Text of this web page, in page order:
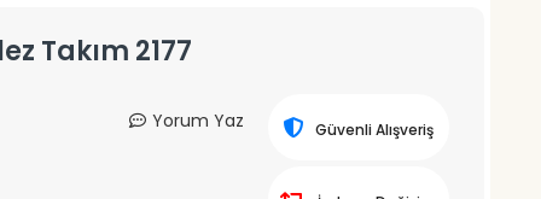
Takım 2177
Yorum Yaz Güvenli Alışveriş